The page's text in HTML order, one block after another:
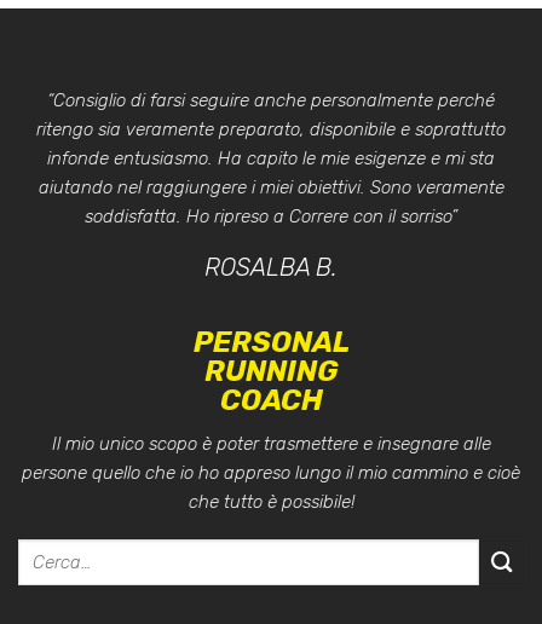
“Consiglio di farsi seguire anche personalmente perché
ritengo sia veramente preparato, disponibile e soprattutto
infonde entusiasmo. Ha capito le mie esigenze e mi sta
aiutando nel raggiungere i miei obiettivi. Sono veramente
soddisfatta. Ho ripreso a Correre con il sorriso”
ROSALBA B.
PERSONAL
RUNNING
COACH
Il mio unico scopo è poter trasmettere e insegnare alle
persone quello che io ho appreso lungo il mio cammino e cioè
che tutto è possibile!